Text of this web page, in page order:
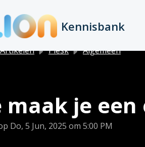
Kennisbank
Artikelen Plesk Algemeen
maak je
Do, 5 Jun, 2025 om 5:00 PM